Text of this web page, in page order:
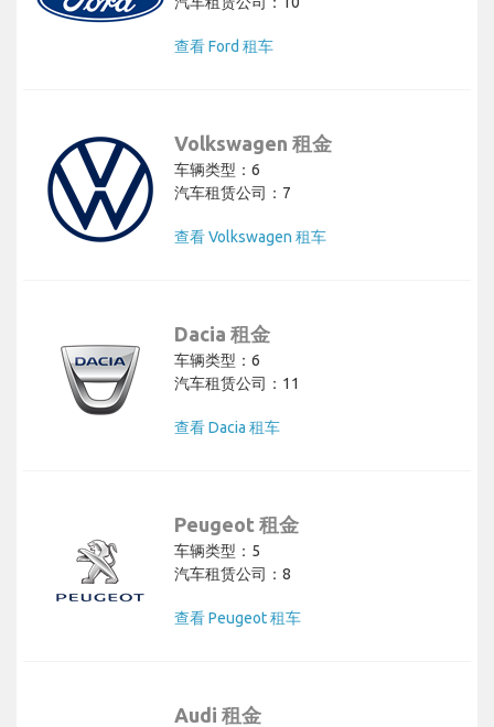
查看 Ford 租车
Volkswagen 租金
车辆类型：6
汽车租赁公司：7
查看 Volkswagen 租车
Dacia 租金
车辆类型：6
汽车租赁公司：11
查看 Dacia 租车
Peugeot 租金
车辆类型：5
汽车租赁公司：8
查看 Peugeot 租车
Audi 租金